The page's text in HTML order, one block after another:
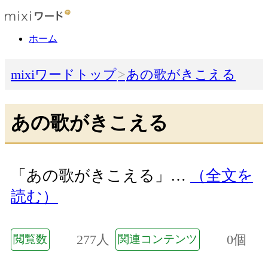
ホーム
mixiワードトップ あの歌がきこえる
あの歌がきこえる
「あの歌がきこえる」…
（全文を
読む）
閲覧数 277人 関連コンテンツ 0個